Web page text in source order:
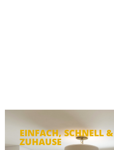
EINFACH, SCHNELL
ZUHAUSE